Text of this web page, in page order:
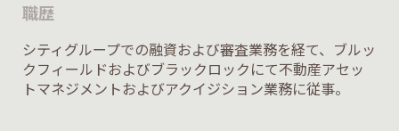
職歴
シティグループでの融資および審査業務を経て、ブルッ
クフィールドおよびブラックロックにて不動産アセッ
トマネジメントおよびアクイジション業務に従事。